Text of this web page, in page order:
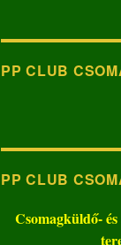
PP CLUB
PP CLUB
Csomagküldő-